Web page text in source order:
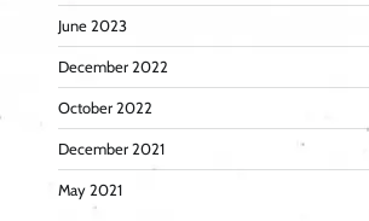
June 2023
December 2022
October 2022
December 2021
May 2021